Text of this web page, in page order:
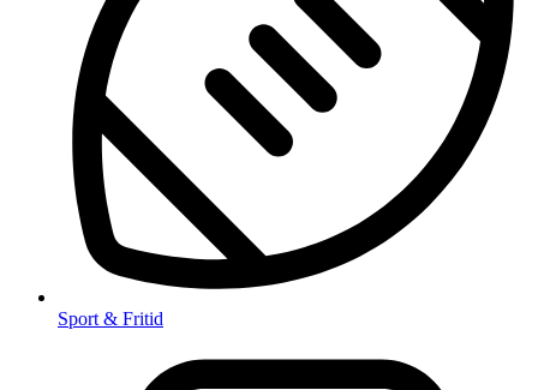
Sport & Fritid